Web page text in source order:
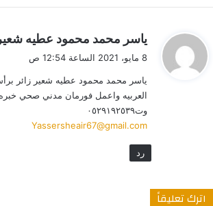
ق
ل
ياسر محمد محمود عطيه شعير
8 مايو، 2021 الساعة 12:54 ص
ياسر محمد محمود عطيه شعير زائر
وت٠٥٢٩١٩٢٥٣٩
Yassersheair67@gmail.com
رد
اترك تعليقاً